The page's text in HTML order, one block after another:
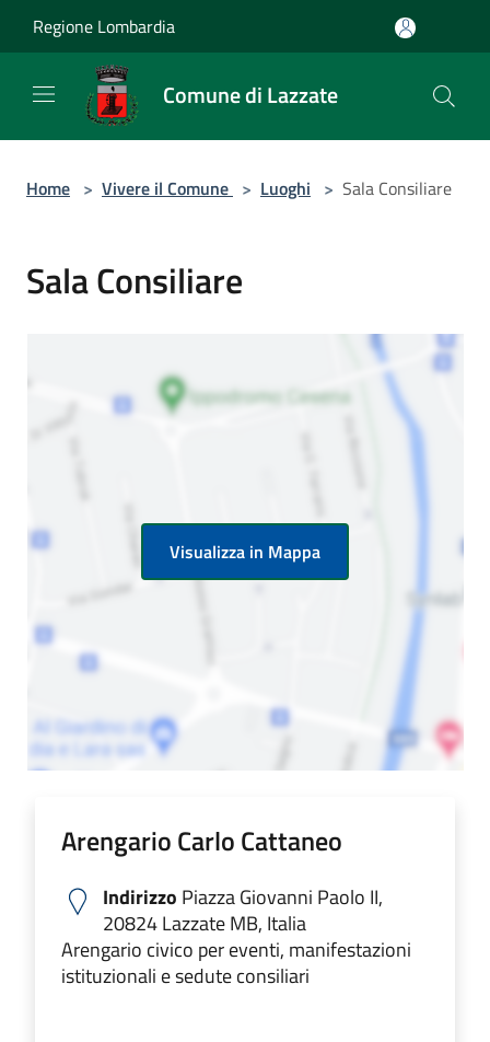
Regione Lombardia
Comune di Lazzate
Home > Vivere il Comune > Luoghi > Sala Consiliare
Sala Consiliare
Visualizza in Mappa
Arengario Carlo Cattaneo
Indirizzo Piazza Giovanni Paolo II,
20824 Lazzate MB, Italia
Arengario civico per eventi, manifestazioni
istituzionali e sedute consiliari